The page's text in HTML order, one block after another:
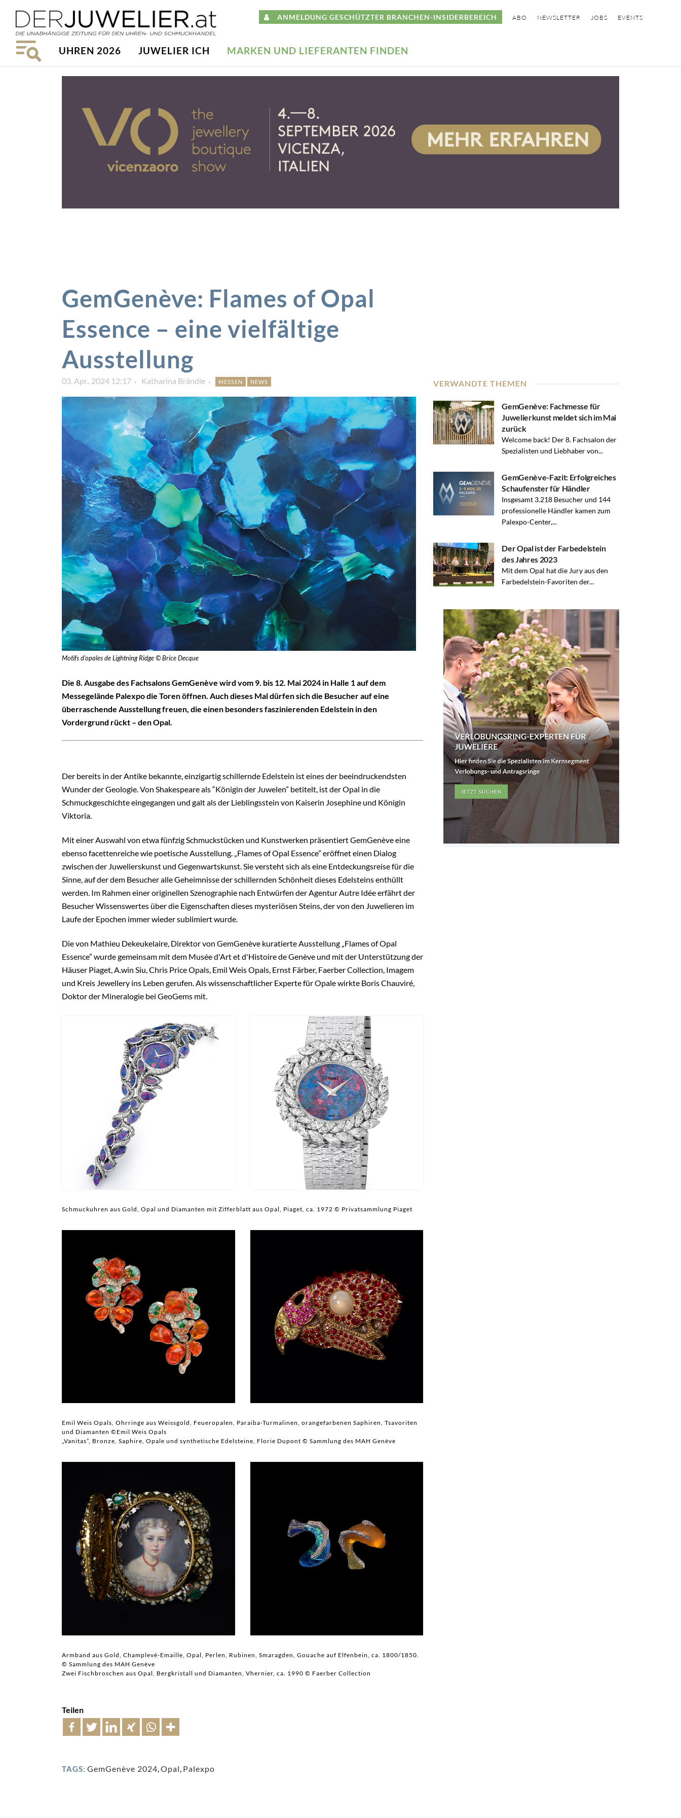
ANMELDUNG GESCHÜTZTER BRANCHEN-INSIDERBEREICH ABO NEWSLETTER JOBS EVENTS
UHREN 2026 JUWELIER ICH MARKEN UND LIEFERANTEN FINDEN
GemGenève: Flames of Opal
Essence – eine vielfältige
Ausstellung
03. Apr.. 2024 12:17 Katharina Brändle MESSEN NEWS
Motifs d'opales de Lightning Ridge © Brice Decque
Die 8. Ausgabe des Fachsalons GemGenève wird vom 9. bis 12. Mai 2024 in Halle 1 auf dem
Messegelände Palexpo die Toren öffnen. Auch dieses Mal dürfen sich die Besucher auf eine
überraschende Ausstellung freuen, die einen besonders faszinierenden Edelstein in den
Vordergrund rückt – den Opal.
Der bereits in der Antike bekannte, einzigartig schillernde Edelstein ist eines der beeindruckendsten
Wunder der Geologie. Von Shakespeare als “Königin der Juwelen” betitelt, ist der Opal in die
Schmuckgeschichte eingegangen und galt als der Lieblingsstein von Kaiserin Josephine und Königin
Viktoria.
Mit einer Auswahl von etwa fünfzig Schmuckstücken und Kunstwerken präsentiert GemGenève eine
ebenso facettenreiche wie poetische Ausstellung. „Flames of Opal Essence” eröffnet einen Dialog
zwischen der Juwelierskunst und Gegenwartskunst. Sie versteht sich als eine Entdeckungsreise für die
Sinne, auf der dem Besucher alle Geheimnisse der schillernden Schönheit dieses Edelsteins enthüllt
werden. Im Rahmen einer originellen Szenographie nach Entwürfen der Agentur Autre Idée erfährt der
Besucher Wissenswertes über die Eigenschaften dieses mysteriösen Steins, der von den Juwelieren im
Laufe der Epochen immer wieder sublimiert wurde.
Die von Mathieu Dekeukelaire, Direktor von GemGenève kuratierte Ausstellung „Flames of Opal
Essence” wurde gemeinsam mit dem Musée d'Art et d'Histoire de Genève und mit der Unterstützung der
Häuser Piaget,A.win Siu, Chris Price Opals, Emil Weis Opals, Ernst Färber, Faerber Collection, Imagem
und Kreis Jewellery ins Leben gerufen. Als wissenschaftlicher Experte für Opale wirkte Boris Chauviré,
Doktor der Mineralogie bei GeoGems mit.
Schmuckuhren aus Gold, Opal und Diamanten mit Zifferblatt aus Opal, Piaget, ca. 1972 © Privatsammlung Piaget
Emil Weis Opals, Ohrringe aus Weissgold, Feueropalen, Paraiba-Turmalinen, orangefarbenen Saphiren, Tsavoriten
und Diamanten ©Emil Weis Opals
„Vanitas”, Bronze, Saphire, Opale und synthetische Edelsteine, Florie Dupont © Sammlung des MAH Genève
Armband aus Gold, Champlevé-Emaille, Opal, Perlen, Rubinen, Smaragden, Gouache auf Elfenbein, ca. 1800/1850.
© Sammlung des MAH Genève
Zwei Fischbroschen aus Opal, Bergkristall und Diamanten, Vhernier, ca. 1990 © Faerber Collection
Teilen
TAGS: GemGenève 2024,Opal, Palexpo
VERWANDTE THEMEN
GemGenève: Fachmesse für
Juwelierkunst meldet sich im Mai
zurück
Welcome back! Der 8. Fachsalon der
Spezialisten und Liebhaber von...
GemGenève-Fazit: Erfolgreiches
Schaufenster für Händler
Insgesamt 3.218 Besucher und 144
professionelle Händler kamen zum
Palexpo-Center,...
Der Opal ist der Farbedelstein
des Jahres 2023
Mit dem Opal hat die Jury aus den
Farbedelstein-Favoriten der...